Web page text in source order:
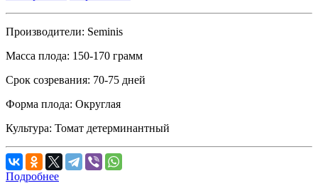
Производители: Seminis
Масса плода: 150-170 грамм
Срок созревания: 70-75 дней
Форма плода: Округлая
Культура: Томат детерминантный
Подробнее